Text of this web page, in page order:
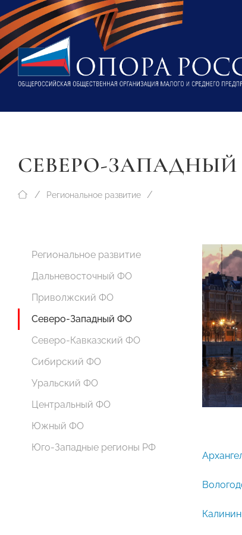
СЕВЕРО-
Региональное развитие
Региональное развитие
Дальневосточный ФО
Приволжский ФО
Северо-Западный ФО
Северо-Кавказский ФО
Сибирский ФО
Уральский ФО
Центральный ФО
Южный ФО
Юго-Западные регионы РФ